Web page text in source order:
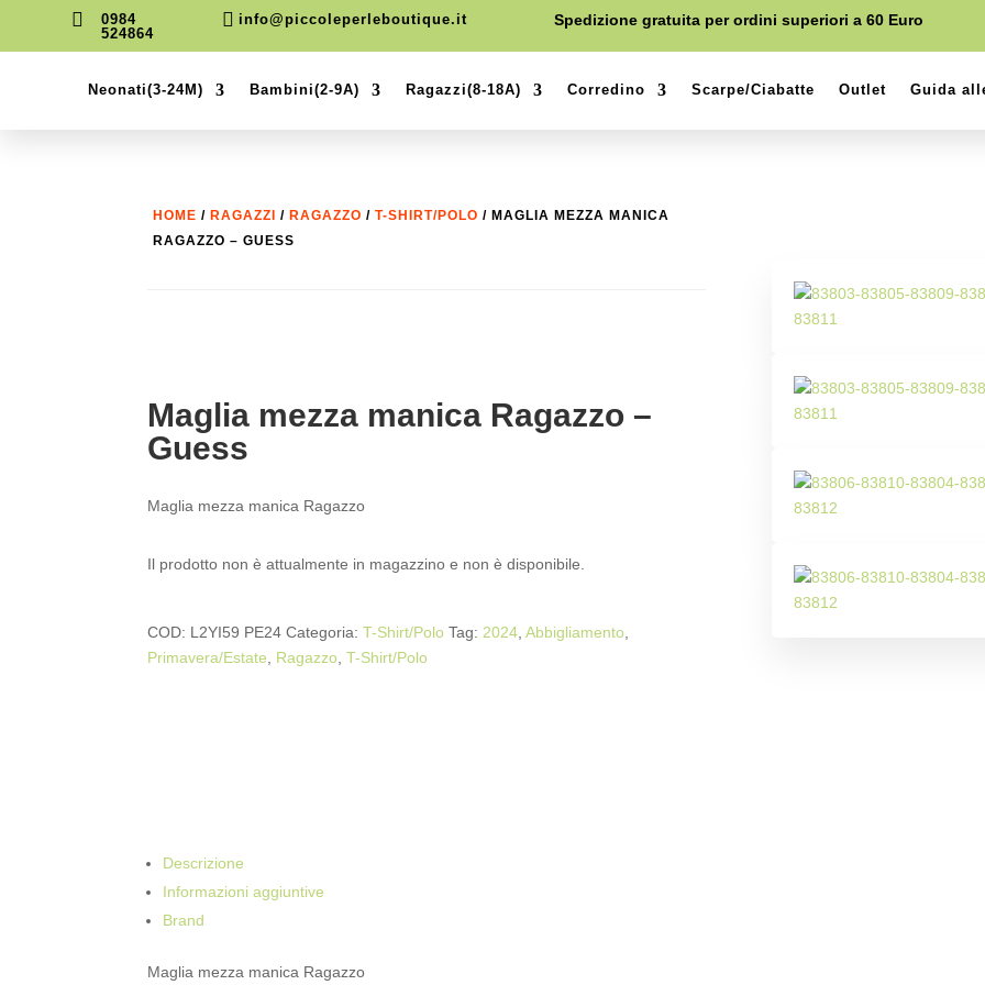

0984
524864
 info@piccoleperleboutique.it Spedizione gratuita per ordini superiori a 60 Euro
Neonati(3-24M) Bambini(2-9A) Ragazzi(8-18A) Corredino Scarpe/Ciabatte Outlet Guida
HOME /RAGAZZI /RAGAZZO /T-SHIRT/POLO / MAGLIA MEZZA MANICA
RAGAZZO – GUESS
Maglia mezza manica Ragazzo –
Guess
Maglia mezza manica Ragazzo
Il prodotto non è attualmente in magazzino e non è disponibile.
COD: L2YI59 PE24 Categoria:T-Shirt/Polo Tag:2024,Abbigliamento,
Primavera/Estate, Ragazzo,T-Shirt/Polo
Descrizione
Informazioni aggiuntive
Brand
Maglia mezza manica Ragazzo